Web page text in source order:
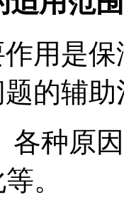
用是
的辅
各种原
。